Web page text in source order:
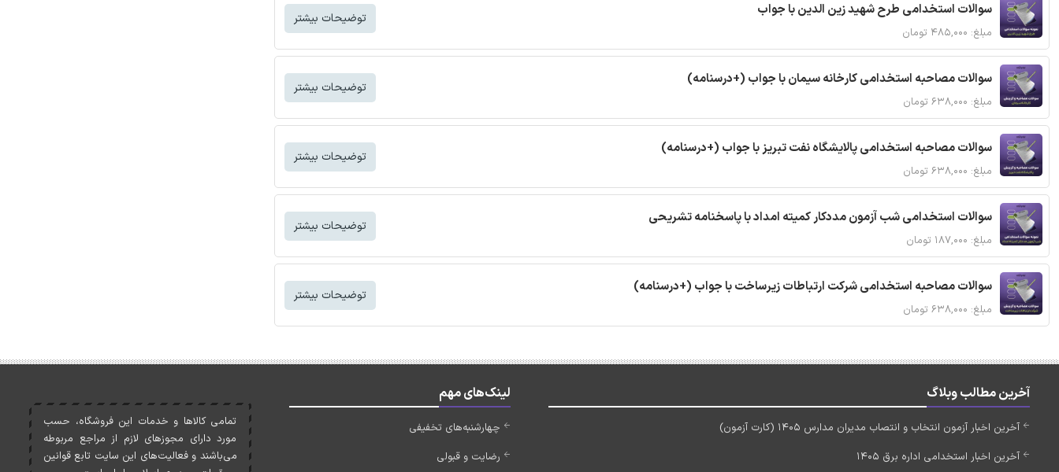
سوالات استخدامی طرح شهید زین الدین با جواب
مبلغ: ۴۸۵,۰۰۰ تومان
توضیحات بیشتر
سوالات مصاحبه استخدامی کارخانه سیمان با جواب (+درسنامه)
مبلغ: ۶۳۸,۰۰۰ تومان
توضیحات بیشتر
سوالات مصاحبه استخدامی پالایشگاه نفت تبریز با جواب (+درسنامه)
مبلغ: ۶۳۸,۰۰۰ تومان
توضیحات بیشتر
سوالات استخدامی شب آزمون مددکار کمیته امداد با پاسخنامه تشریحی
مبلغ: ۱۸۷,۰۰۰ تومان
توضیحات بیشتر
سوالات مصاحبه استخدامی شرکت ارتباطات زیرساخت با جواب (+درسنامه)
مبلغ: ۶۳۸,۰۰۰ تومان
توضیحات بیشتر
آخرین مطالب وبلاگ
آخرین اخبار آزمون انتخاب و انتصاب مدیران مدارس 1405 (کارت آزمون)
آخرین اخبار استخدامی اداره برق 1405
لینک‌های مهم
چهارشنبه‌های تخفیفی
رضایت و قبولی
تمامی کالاها و خدمات اين فروشگاه، حسب
مورد دارای مجوزهای لازم از مراجع مربوطه
می‌باشند و فعاليت‌های اين سايت تابع قوانين